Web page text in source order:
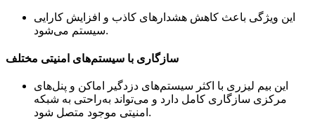
این ویژگی باعث کاهش هشدارهای کاذب و افزایش کارایی
سیستم می‌شود.
سازگاری با سیستم‌های امنیتی مختلف
این بیم لیزری با اکثر سیستم‌های دزدگیر اماکن و پنل‌های
مرکزی سازگاری کامل دارد و می‌تواند به‌راحتی به شبکه
امنیتی موجود متصل شود.